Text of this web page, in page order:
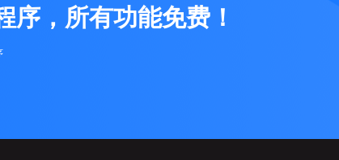
，所有功能免费！